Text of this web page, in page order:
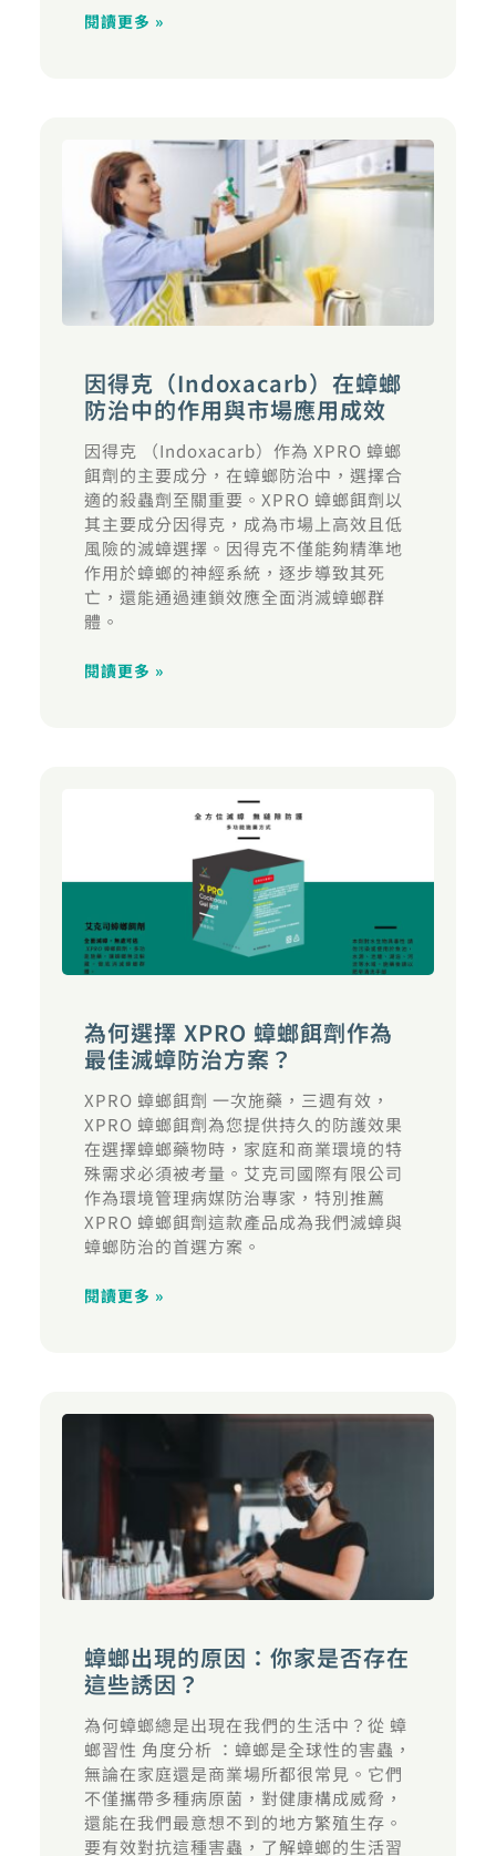
閱讀更多 »
因得克（Indoxacarb）在蟑螂
防治中的作用與市場應用成效
因得克 （Indoxacarb）作為 XPRO 蟑螂
餌劑的主要成分，在蟑螂防治中，選擇合
適的殺蟲劑至關重要。XPRO 蟑螂餌劑以
其主要成分因得克，成為市場上高效且低
風險的滅蟑選擇。因得克不僅能夠精準地
作用於蟑螂的神經系統，逐步導致其死
亡，還能通過連鎖效應全面消滅蟑螂群
體。
閱讀更多 »
為何選擇 XPRO 蟑螂餌劑作為
最佳滅蟑防治方案？
XPRO 蟑螂餌劑 一次施藥，三週有效，
XPRO 蟑螂餌劑為您提供持久的防護效果
在選擇蟑螂藥物時，家庭和商業環境的特
殊需求必須被考量。艾克司國際有限公司
作為環境管理病媒防治專家，特別推薦
XPRO 蟑螂餌劑這款產品成為我們滅蟑與
蟑螂防治的首選方案。
閱讀更多 »
蟑螂出現的原因：你家是否存在
這些誘因？
為何蟑螂總是出現在我們的生活中？從 蟑
螂習性 角度分析 ：蟑螂是全球性的害蟲，
無論在家庭還是商業場所都很常見。它們
不僅攜帶多種病原菌，對健康構成威脅，
還能在我們最意想不到的地方繁殖生存。
要有效對抗這種害蟲，了解蟑螂的生活習